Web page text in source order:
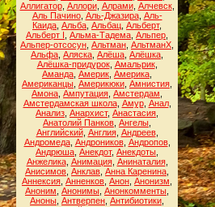
Аллигатор, Аллори, Алрами, Алчевск,
Аль Пачино, Аль-Джазира, Аль-
Каида Альба Альбац Альберт,
Альберт I Альма-Тадема Альпер
Альпер-отсосун Альтман АльтманХ
Альфа Аляска Алёша Алёшка
Алёшка-придурок, Амальрик,
Аманда Америк Америка
Американцы Америкюки Амнистия
Амона Ампутация Амстердам
Амстердамская школа, Амур, Анал,
Анализ Анархист, Анастасия
Анатолий Панков Ангелы
Английский, Англия, Андреев,
Андромеда, Андроников, Андропов,
Андрюша Анекдот, Анекдоты
Анжелика, Анимация, Анинаталия,
Анисимов Анклав Анна Каренина
Аннексия Анненков Анон Анонизм
Аноним Анонимы Анонкомменты
Аноны Антверпен Антибиотики